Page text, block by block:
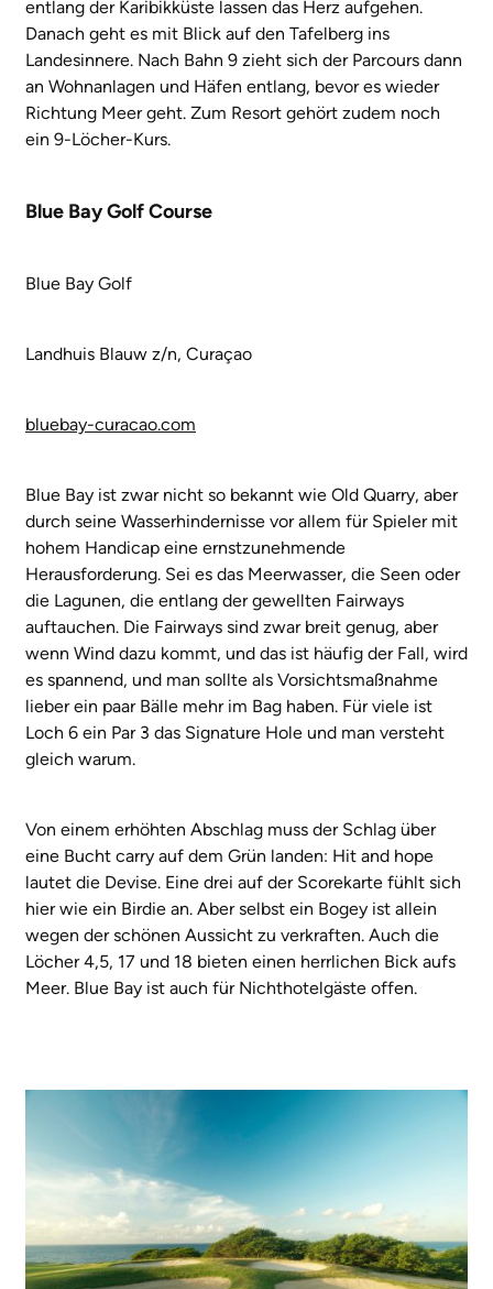
entlang der Karibikküste lassen das Herz aufgehen.
Danach geht es mit Blick auf den Tafelberg ins
Landesinnere. Nach Bahn 9 zieht sich der Parcours dann
an Wohnanlagen und Häfen entlang, bevor es wieder
Richtung Meer geht. Zum Resort gehört zudem noch
ein 9-Löcher-Kurs.
Blue Bay Golf Course
Blue Bay Golf
Landhuis Blauw z/n, Curaçao
bluebay-curacao.com
Blue Bay ist zwar nicht so bekannt wie Old Quarry, aber
durch seine Wasserhindernisse vor allem für Spieler mit
hohem Handicap eine ernstzunehmende
Herausforderung. Sei es das Meerwasser, die Seen oder
die Lagunen, die entlang der gewellten Fairways
auftauchen. Die Fairways sind zwar breit genug, aber
wenn Wind dazu kommt, und das ist häufig der Fall, wird
es spannend, und man sollte als Vorsichtsmaßnahme
lieber ein paar Bälle mehr im Bag haben. Für viele ist
Loch 6 ein Par 3 das Signature Hole und man versteht
gleich warum.
Von einem erhöhten Abschlag muss der Schlag über
eine Bucht carry auf dem Grün landen: Hit and hope
lautet die Devise. Eine drei auf der Scorekarte fühlt sich
hier wie ein Birdie an. Aber selbst ein Bogey ist allein
wegen der schönen Aussicht zu verkraften. Auch die
Löcher 4,5, 17 und 18 bieten einen herrlichen Bick aufs
Meer. Blue Bay ist auch für Nichthotelgäste offen.